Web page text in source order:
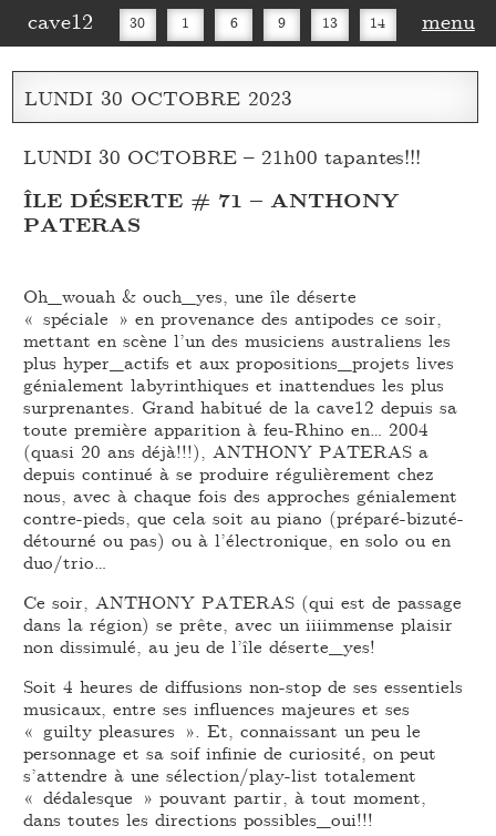
cave12 30 1 6 9 13 14
16 20 27 30
menu
LUNDI 30 OCTOBRE 2023
LUNDI 30 OCTOBRE – 21h00 tapantes!!!
ÎLE DÉSERTE # 71 – ANTHONY
PATERAS
Oh_wouah & ouch_yes, une île déserte
« spéciale » en provenance des antipodes ce soir,
mettant en scène l’un des musiciens australiens les
plus hyper_actifs et aux propositions_projets lives
génialement labyrinthiques et inattendues les plus
surprenantes. Grand habitué de la cave12 depuis sa
toute première apparition à feu-Rhino en… 2004
(quasi 20 ans déjà!!!), ANTHONY PATERAS a
depuis continué à se produire régulièrement chez
nous, avec à chaque fois des approches génialement
contre-pieds, que cela soit au piano (préparé-bizuté-
détourné ou pas) ou à l’électronique, en solo ou en
duo/trio…
Ce soir, ANTHONY PATERAS (qui est de passage
dans la région) se prête, avec un iiiimmense plaisir
non dissimulé, au jeu de l’île déserte_yes!
Soit 4 heures de diffusions non-stop de ses essentiels
musicaux, entre ses influences majeures et ses
« guilty pleasures ». Et, connaissant un peu le
personnage et sa soif infinie de curiosité, on peut
s’attendre à une sélection/play-list totalement
« dédalesque » pouvant partir, à tout moment,
dans toutes les directions possibles_oui!!!